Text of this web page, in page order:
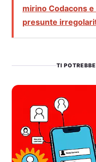
mirino Codacons
presunte
TI